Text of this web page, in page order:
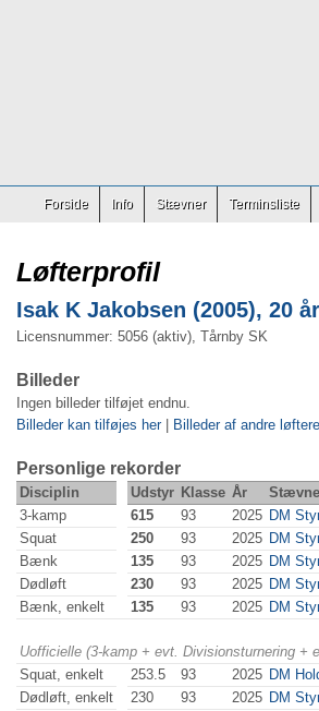
Forside Info Stævner Terminsliste
Løfterprofil
Isak K Jakobsen (2005), 20 år
Licensnummer: 5056 (aktiv), Tårnby SK
Billeder
Ingen billeder tilføjet endnu.
Billeder kan tilføjes her| Billeder af andre løftere
Personlige rekorder
Disciplin Udstyr Klasse År Stævne
3-kamp
615 93 2025 DM
Squat
250 93 2025 DM
Bænk
135 93 2025 DM
Dødløft
230 93 2025 DM
Bænk, enkelt
135 93 2025 DM
Uofficielle (3-kamp + evt. Divisionsturnering
Squat, enkelt
253.5 93 2025 DM
Dødløft, enkelt
230 93 2025 DM